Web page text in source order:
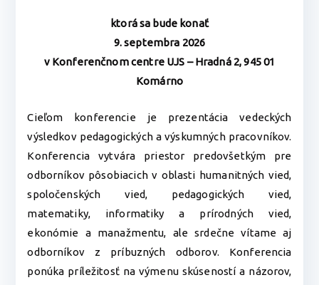
ktorá sa bude konať
9. septembra 2026
v Konferenčnom centre UJS – Hradná 2, 945 01
Komárno
Cieľom konferencie je prezentácia vedeckých
výsledkov pedagogických a výskumných pracovníkov.
Konferencia vytvára priestor predovšetkým pre
odborníkov pôsobiacich v oblasti humanitných vied,
spoločenských vied, pedagogických vied,
matematiky, informatiky a prírodných vied,
ekonómie a manažmentu, ale srdečne vítame aj
odborníkov z príbuzných odborov. Konferencia
ponúka príležitosť na výmenu skúseností a názorov,